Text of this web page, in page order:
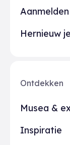
Ontdekken
Musea &
Inspiratie
Aanmelden
Hernieuw